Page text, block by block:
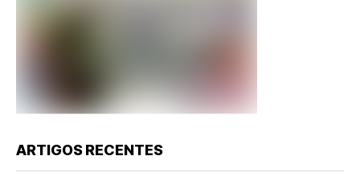
ARTIGOS RECENTES